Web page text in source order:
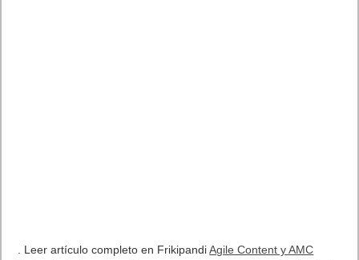
. Leer artículo completo en FrikipandiAgile Content y AMC